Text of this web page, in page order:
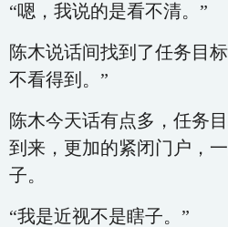
“嗯，我说的是看不清。”
陈木说话间找到了任务目
不看得到。”
陈木今天话有点多，任务
到来，更加的紧闭门户，
子。
“我是近视不是瞎子。”